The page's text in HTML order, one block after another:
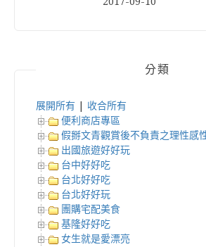
分類
展開所有
收合所有
便利商店專區
假掰文青觀賞後不負責之理性感
出國旅遊好好玩
台中好好吃
台北好好吃
台北好好玩
團購宅配美食
基隆好好吃
女生就是愛漂亮